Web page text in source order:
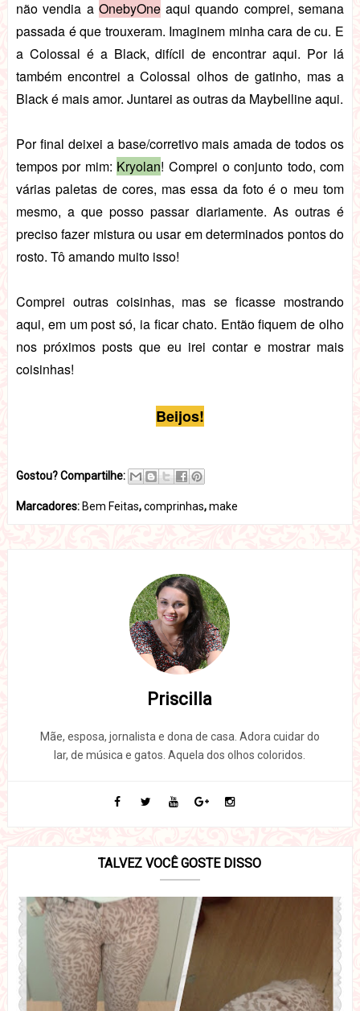
não vendia a OnebyOneaqui quando comprei, semana
passada é que trouxeram. Imaginem minha cara de cu. E
a Colossal é a Black, difícil de encontrar aqui. Por lá
também encontrei a Colossal olhos de gatinho, mas a
Black é mais amor. Juntarei as outras da Maybelline aqui.
Por final deixei a base/corretivo mais amada de todos os
tempos por mim: Kryolan! Comprei o conjunto todo, com
várias paletas de cores, mas essa da foto é o meu tom
mesmo, a que posso passar diariamente. As outras é
preciso fazer mistura ou usar em determinados pontos do
rosto. Tô amando muito isso!
Comprei outras coisinhas, mas se ficasse mostrando
aqui, em um post só, ia ficar chato. Então fiquem de olho
nos próximos posts que eu irei contar e mostrar mais
coisinhas!
Beijos!
Gostou? Compartilhe:
Marcadores: Bem Feitas,comprinhas,make
Priscilla
Mãe, esposa, jornalista e dona de casa. Adora cuidar do
lar, de música e gatos. Aquela dos olhos coloridos.
TALVEZ VOCÊ GOSTE DISSO